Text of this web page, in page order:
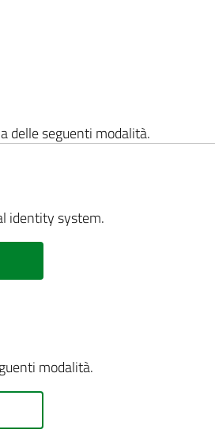
delle seguenti modalità.
identity system.
modalità.